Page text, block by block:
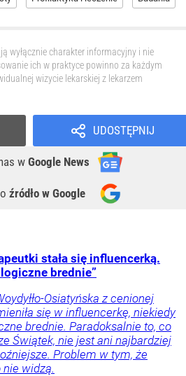
wyłącznie charakter informacyjny i nie
ich w praktyce powinno za każdym
wizycie lekarskiej z lekarzem
UDOSTĘPNIJ
w Google News
źródło w Google
stała się influencerką.
brednie”
Osiatyńska z cenionej
się w influencerkę, niekiedy
brednie. Paradoksalnie to, co
Świątek, nie jest ani najbardziej
Problem w tym, że
widzą.